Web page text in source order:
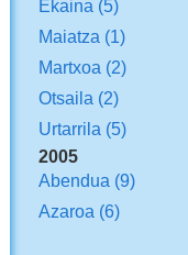
Ekaina (5)
Maiatza (1)
Martxoa (2)
Otsaila (2)
Urtarrila (5)
2005
Abendua (9)
Azaroa (6)